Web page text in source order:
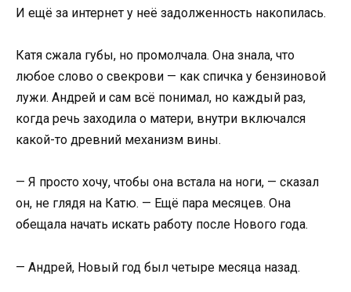
И ещё за интернет у неё задолженность накопилась.
Катя сжала губы, но промолчала. Она знала, что
любое слово о свекрови — как спичка у бензиновой
лужи. Андрей и сам всё понимал, но каждый раз,
когда речь заходила о матери, внутри включался
какой-то древний механизм вины.
— Я просто хочу, чтобы она встала на ноги, — сказал
он, не глядя на Катю. — Ещё пара месяцев. Она
обещала начать искать работу после Нового года.
— Андрей, Новый год был четыре месяца назад.